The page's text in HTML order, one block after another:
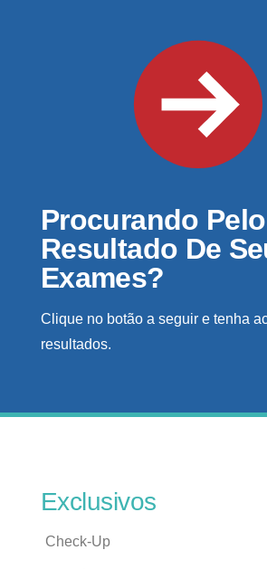
Procurando Pelo
Resultado De
Exames?
Clique no botão a seguir e tenha
resultados.
Exclusivos
Check-Up